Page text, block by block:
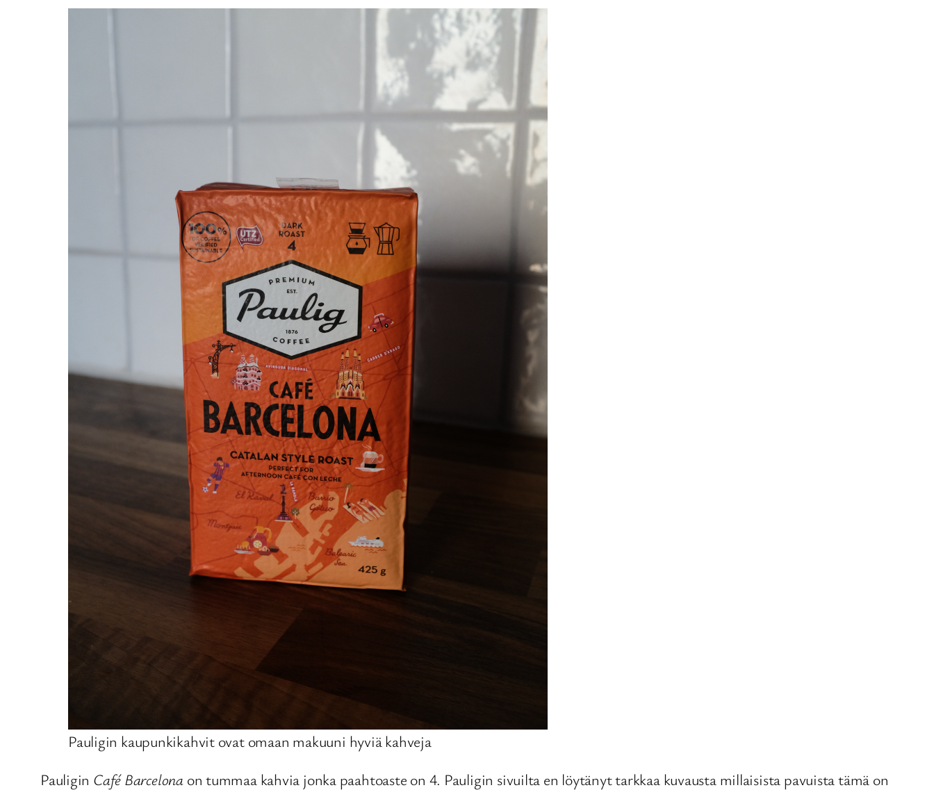
Pauligin kaupunkikahvit ovat omaan makuuni hyviä kahveja
Pauligin Café Barcelonaon tummaa kahvia jonka paahtoaste on 4. Pauligin sivuilta en löytänyt tarkkaa kuvausta millaisista pavuista tämä on